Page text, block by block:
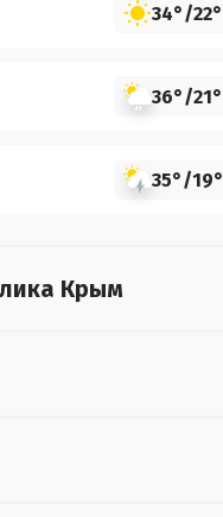
34°/22°
36°/21°
35°/19°
Крым